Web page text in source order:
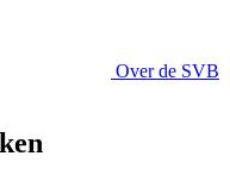
Over de SVB